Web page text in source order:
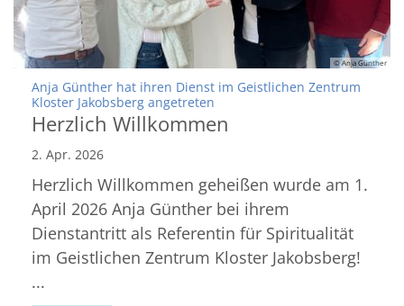
© Anja Günther
Anja Günther hat ihren Dienst im Geistlichen Zentrum
Kloster Jakobsberg angetreten
Herzlich Willkommen
2. Apr. 2026
Herzlich Willkommen geheißen wurde am 1.
April 2026 Anja Günther bei ihrem
Dienstantritt als Referentin für Spiritualität
im Geistlichen Zentrum Kloster Jakobsberg!
...